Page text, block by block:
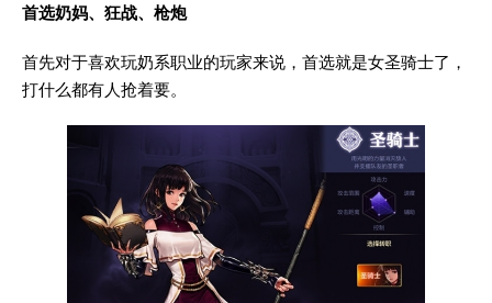
首选奶妈、狂战、枪炮
首先对于喜欢玩奶系职业的玩家来说，首选就是女圣骑士了，
打什么都有人抢着要。